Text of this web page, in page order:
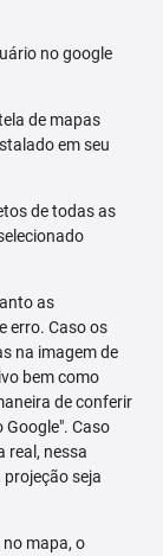
no google
de mapas
em seu
de todas as
as
erro. Caso os
na imagem de
bem como
de conferir
Google". Caso
real, nessa
seja
mapa, o